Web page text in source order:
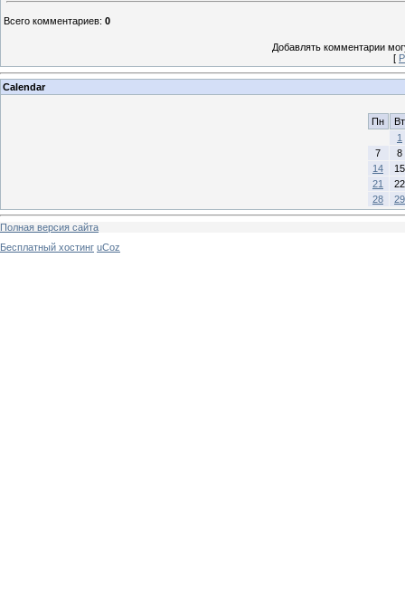
Всего комментариев: 0
Добавлять комментарии
[
Calendar
Пн
Вт
1
7
8
14
15
21
22
28
29
Полная версия сайта
Бесплатный хостинг uCoz